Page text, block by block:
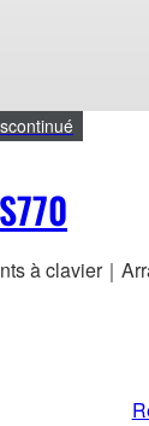
à clavier｜